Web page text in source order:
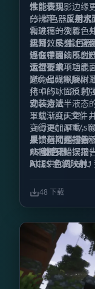
术，使阴影边缘
分辨率。反射水
和玻璃的倒影，
涅耳效果会让正
近似镜面的反射
天空下的平坦表
光、月光以及附
化中的冰面反射
动、接近半液态
呈现渐变天空，
变得更加厚重，
果：树叶会随着
从根部开始摆动
ACES 色调映射
性能表现
FS 着色器采用
需进行一次着色
机制：反射计算
也会在确认不会
此外，FS 着色
够在中端 GPU
法运行某项功能
避免出现黑屏。
运行要求
Minecraft Java
持 GLSL 1.20 的
安装方法
下载.zip文件
.minecraft/
入：选项 → 视
FS 着色器。
反馈与问题报告
欢迎提交错误报
时提供你的
48 下载